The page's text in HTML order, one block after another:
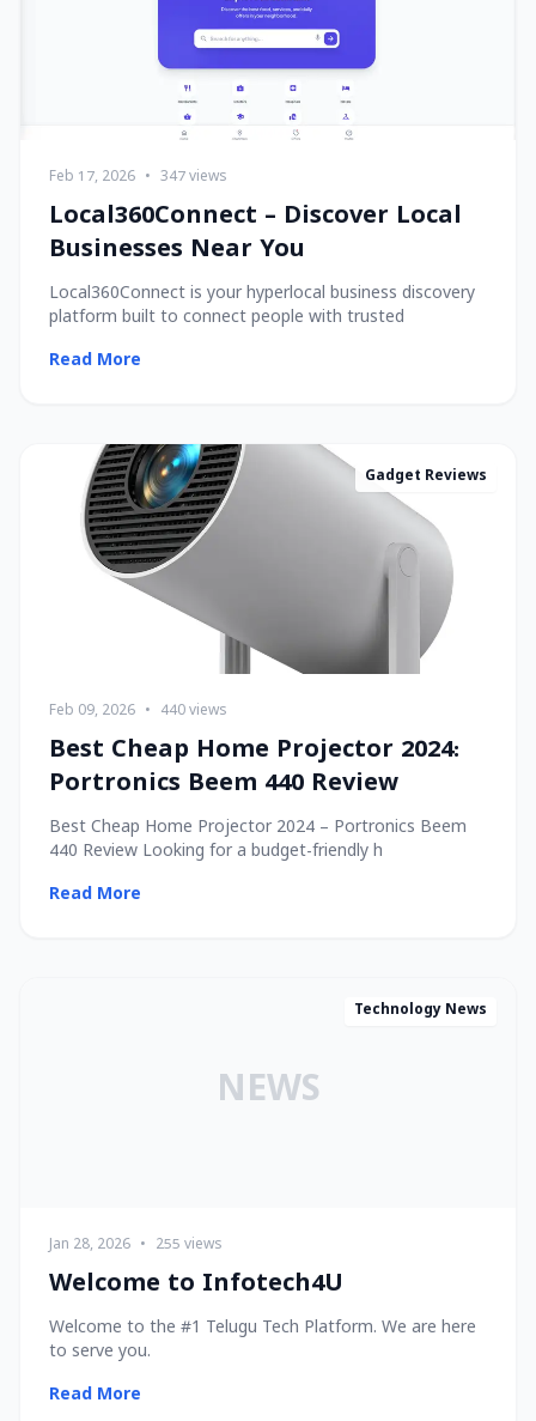
Feb 17, 2026 • 347 views
Local360Connect – Discover Local
Businesses Near You
Local360Connect is your hyperlocal business discovery
platform built to connect people with trusted
Read More
Gadget Reviews
Feb 09, 2026 • 440 views
Best Cheap Home Projector 2024:
Portronics Beem 440 Review
Best Cheap Home Projector 2024 – Portronics Beem
440 Review Looking for a budget-friendly h
Read More
NEWS
Technology News
Jan 28, 2026 • 255 views
Welcome to Infotech4U
Welcome to the #1 Telugu Tech Platform. We are here
to serve you.
Read More